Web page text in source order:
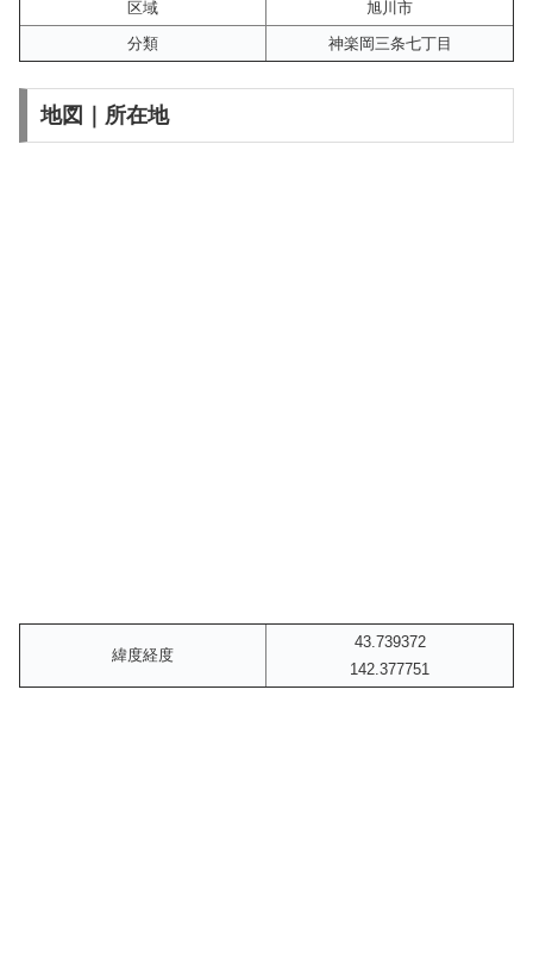
区域
旭川市
分類
神楽岡三条七丁目
地図｜所在地
緯度経度
43.739372
142.377751